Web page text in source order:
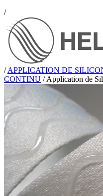
/
/ APPLICATION DE
CONTINU / Application de